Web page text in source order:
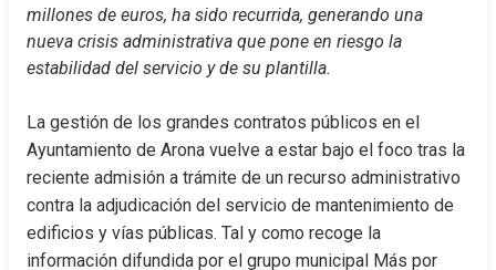
millones de euros, ha sido recurrida, generando una
nueva crisis administrativa que pone en riesgo la
estabilidad del servicio y de su plantilla.
La gestión de los grandes contratos públicos en el
Ayuntamiento de Arona vuelve a estar bajo el foco tras la
reciente admisión a trámite de un recurso administrativo
contra la adjudicación del servicio de mantenimiento de
edificios y vías públicas. Tal y como recoge la
información difundida por el grupo municipal Más por